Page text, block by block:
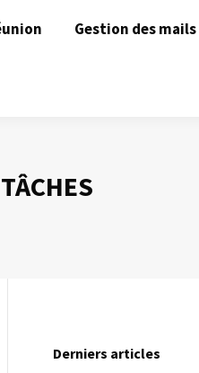
Gestion des mails
Derniers articles